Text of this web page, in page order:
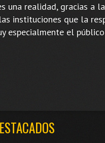
una realidad, gracias a
instituciones que la
especialmente el